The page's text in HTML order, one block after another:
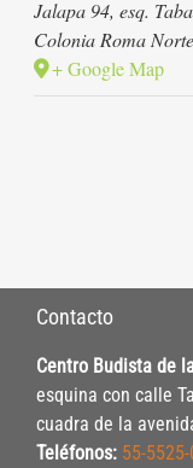
Jalapa 94, esq.
Colonia Roma
+ Google Map
Contacto
Centro Budista de
esquina con calle
cuadra de la
Teléfonos: 55-